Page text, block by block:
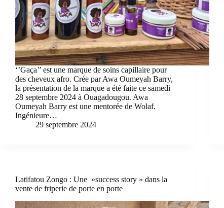
‘’Gaça’’ est une marque de soins capillaire pour
des cheveux afro. Crée par Awa Oumeyah Barry,
la présentation de la marque a été faite ce samedi
28 septembre 2024 à Ouagadougou. Awa
Oumeyah Barry est une mentorée de Wolaf.
Ingénieure…
29 septembre 2024
Latifatou Zongo : Une »success story » dans la
vente de friperie de porte en porte